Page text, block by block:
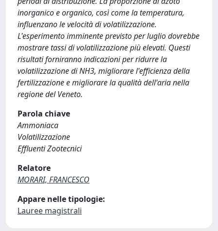
inorganico e organico, così come la temperatura,
influenzano le velocità di volatilizzazione.
L'esperimento imminente previsto per luglio dovrebbe
mostrare tassi di volatilizzazione più elevati. Questi
risultati forniranno indicazioni per ridurre la
volatilizzazione di NH3, migliorare l'efficienza della
fertilizzazione e migliorare la qualità dell'aria nella
regione del Veneto.
Parola chiave
Ammoniaca
Volatilizzazione
Effluenti Zootecnici
Relatore
MORARI, FRANCESCO
Appare nelle tipologie:
Lauree magistrali